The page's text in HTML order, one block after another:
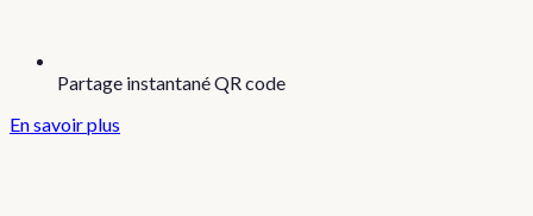
Partage instantané QR code
En savoir plus